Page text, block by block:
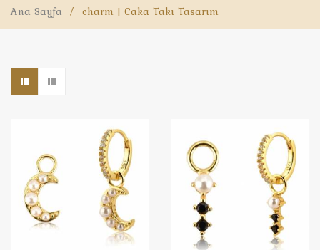
Ana Sayfa / charm | Caka Takı Tasarım